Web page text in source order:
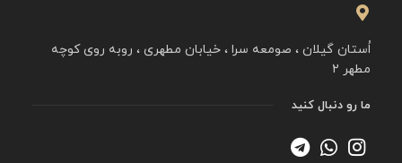
اُستان گیلان ، صومعه سرا ، خیابان مطهری ، روبه روی کوچه
مطهر ۲
ما رو دنبال کنید